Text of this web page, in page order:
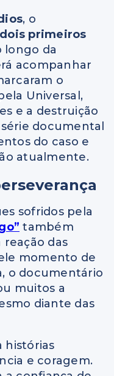
, o
dois primeiros
longo da
acompanhar
o
Universal,
e a destruição
documental
do caso e
atualmente.
sofridos pela
também
das
momento de
o documentário
muitos a
diante das
histórias
e coragem.